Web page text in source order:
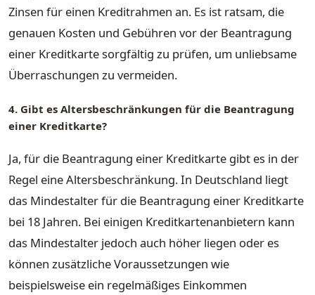
Zinsen für einen Kreditrahmen an. Es ist ratsam, die
genauen Kosten und Gebühren vor der Beantragung
einer Kreditkarte sorgfältig zu prüfen, um unliebsame
Überraschungen zu vermeiden.
4. Gibt es Altersbeschränkungen für die Beantragung
einer Kreditkarte?
Ja, für die Beantragung einer Kreditkarte gibt es in der
Regel eine Altersbeschränkung. In Deutschland liegt
das Mindestalter für die Beantragung einer Kreditkarte
bei 18 Jahren. Bei einigen Kreditkartenanbietern kann
das Mindestalter jedoch auch höher liegen oder es
können zusätzliche Voraussetzungen wie
beispielsweise ein regelmäßiges Einkommen